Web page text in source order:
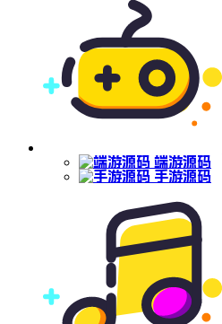
端游源码
手游源码